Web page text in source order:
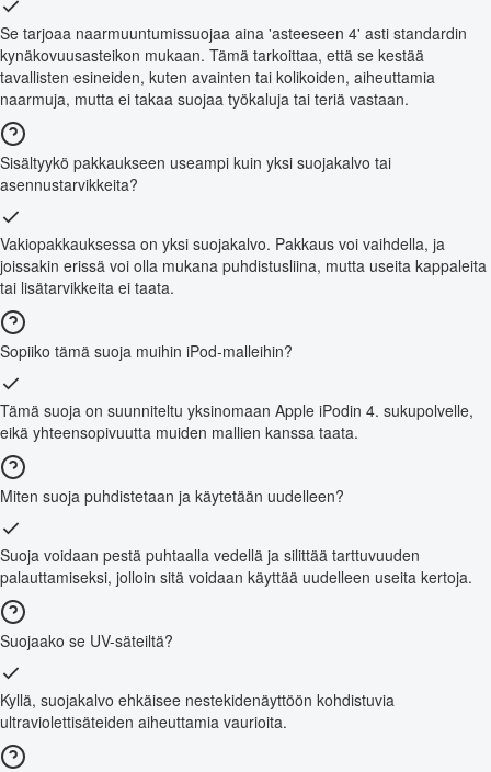
Se tarjoaa naarmuuntumissuojaa aina 'asteeseen 4' asti standardin
kynäkovuusasteikon mukaan. Tämä tarkoittaa, että se kestää
tavallisten esineiden, kuten avainten tai kolikoiden, aiheuttamia
naarmuja, mutta ei takaa suojaa työkaluja tai teriä vastaan.
Sisältyykö pakkaukseen useampi kuin yksi suojakalvo tai
asennustarvikkeita?
Vakiopakkauksessa on yksi suojakalvo. Pakkaus voi vaihdella, ja
joissakin erissä voi olla mukana puhdistusliina, mutta useita kappaleita
tai lisätarvikkeita ei taata.
Sopiiko tämä suoja muihin iPod-malleihin?
Tämä suoja on suunniteltu yksinomaan Apple iPodin 4. sukupolvelle,
eikä yhteensopivuutta muiden mallien kanssa taata.
Miten suoja puhdistetaan ja käytetään uudelleen?
Suoja voidaan pestä puhtaalla vedellä ja silittää tarttuvuuden
palauttamiseksi, jolloin sitä voidaan käyttää uudelleen useita kertoja.
Suojaako se UV-säteiltä?
Kyllä, suojakalvo ehkäisee nestekidenäyttöön kohdistuvia
ultraviolettisäteiden aiheuttamia vaurioita.